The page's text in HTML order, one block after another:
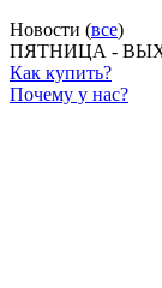
Новости (все)
ПЯТНИЦА -
Как купить?
Почему у нас?